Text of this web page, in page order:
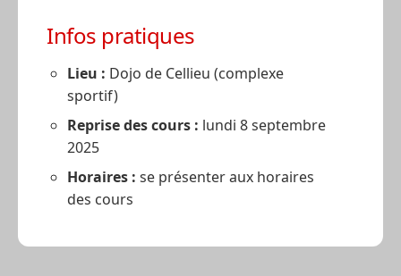
Infos pratiques
Lieu : Dojo de Cellieu (complexe
sportif)
Reprise des cours : lundi 8 septembre
2025
Horaires : se présenter aux horaires
des cours